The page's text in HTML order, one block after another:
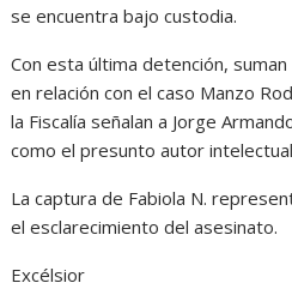
se encuentra bajo custodia.
Con esta última detención,
en relación con el caso Manzo
la Fiscalía señalan a Jorge
como el presunto autor
La captura de Fabiola N.
el esclarecimiento del asesinato.
Excélsior